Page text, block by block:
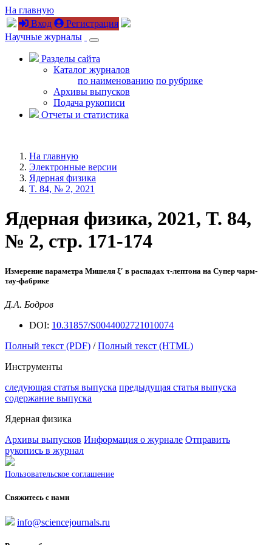
На главную
Вход
Регистрация
Научные журналы
Разделы сайта
Каталог журналов
по наименованию по рубрике
Архивы выпусков
Подача рукописи
Отчеты и статистика
На главную
Электронные версии
Ядерная физика
T. 84, № 2, 2021
Ядерная физика, 2021, T. 84,
№ 2, стр. 171-174
Измерение параметра Мишеля ξ′ в распадах τ-лептона на Супер чарм-
тау-фабрике
Д.А. Бодров
DOI: 10.31857/S0044002721010074
Полный текст (PDF) /Полный текст (HTML)
Инструменты
следующая статья выпуска предыдущая статья выпуска
содержание выпуска
Ядерная физика
Архивы выпусков Информация о журнале Отправить
рукопись в журнал
Пользовательское соглашение
Свяжитесь с нами
info@sciencejournals.ru